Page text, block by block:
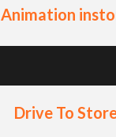
Animation
Drive To